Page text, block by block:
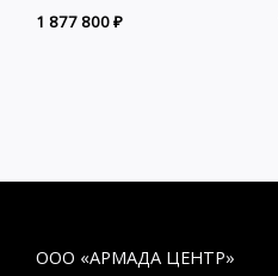
1 877 800₽
ООО «АРМАДА ЦЕНТР»